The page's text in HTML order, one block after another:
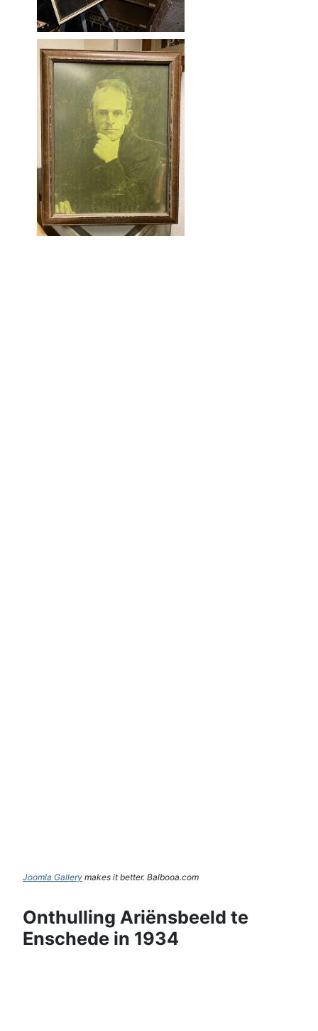
Joomla Gallery makes it better. Balbooa.com
Onthulling Ariënsbeeld te
Enschede in 1934